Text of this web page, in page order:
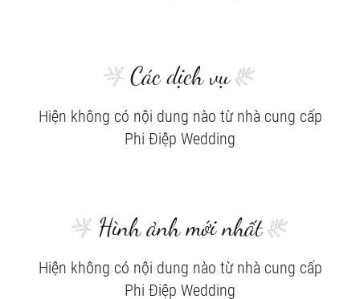
Các dịch vụ
Hiện không có nội dung nào từ nhà cung cấp
Phi Điệp Wedding
Hình ảnh mới nhất
Hiện không có nội dung nào từ nhà cung cấp
Phi Điệp Wedding